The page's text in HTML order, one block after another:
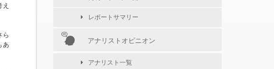
ら
あ
レポートサマリー
アナリストオピニオン
アナリスト一覧